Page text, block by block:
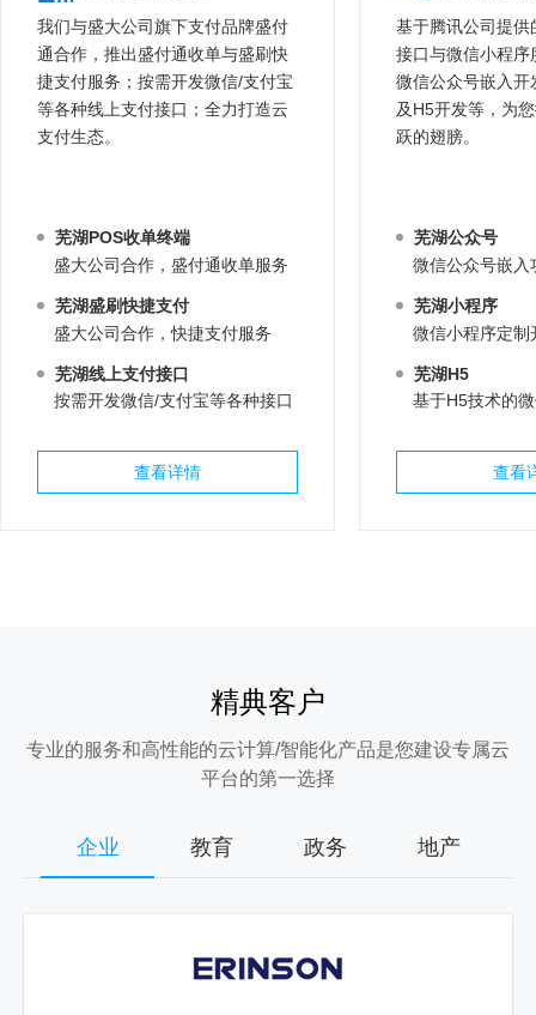
我们与盛大公司旗下支付品牌盛付
通合作，推出盛付通收单与盛刷快
捷支付服务；按需开发微信/支付宝
等各种线上支付接口；全力打造云
支付生态。
芜湖POS收单终端
盛大公司合作，盛付通收单服务
芜湖盛刷快捷支付
盛大公司合作，快捷支付服务
芜湖线上支付接口
按需开发微信/支付宝等各种接口
查看详情
基于腾讯公司提供
接口与微信小程序
微信公众号嵌入开
及H5开发等，为
跃的翅膀。
芜湖公众号
微信公众号嵌入
芜湖小程序
微信小程序定制
芜湖H5
基于H5技术的
查看
精典客户
专业的服务和高性能的云计算/智能化产品是您建设专属云
平台的第一选择
企业 教育 政务 地产